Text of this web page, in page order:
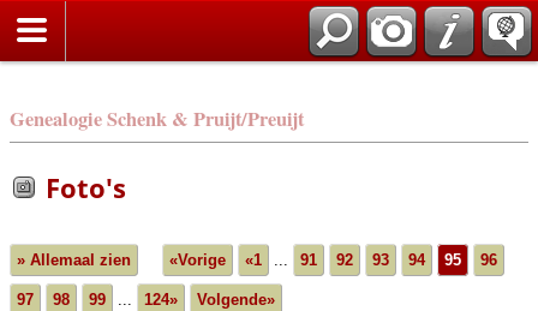
Genealogie Schenk & Pruijt/Preuijt
Foto's
» Allemaal zien «Vorige «1 ... 91 92 93 94 95 96
97 98 99 ... 124» Volgende»